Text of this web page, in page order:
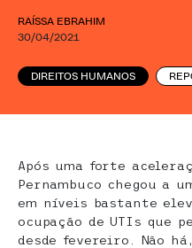
RAÍSSA EBRAHIM
30/04/2021
DIREITOS HUMANOS
Após uma forte
Pernambuco chegou a
em níveis bastante
ocupação de UTIs que
desde fevereiro. Não